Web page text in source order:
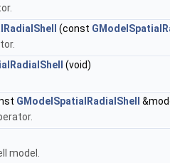
(const
(void)
GModelSpatialRadialShell
model.